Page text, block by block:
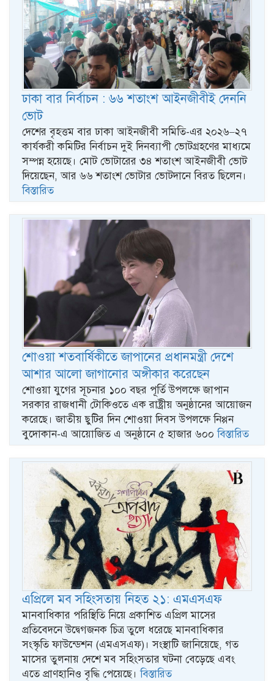
ঢাকা বার নির্বাচন : ৬৬ শতাংশ আইনজীবীই দেননি
ভোট
দেশের বৃহত্তম বার ঢাকা আইনজীবী সমিতি-এর ২০২৬–২৭
কার্যকরী কমিটির নির্বাচন দুই দিনব্যাপী ভোটগ্রহণের মাধ্যমে
সম্পন্ন হয়েছে। মোট ভোটারের ৩৪ শতাংশ আইনজীবী ভোট
দিয়েছেন, আর ৬৬ শতাংশ ভোটার ভোটদানে বিরত ছিলেন।
বিস্তারিত
শোওয়া শতবার্ষিকীতে জাপানের প্রধানমন্ত্রী দেশে
আশার আলো জাগানোর অঙ্গীকার করেছেন
শোওয়া যুগের সূচনার ১০০ বছর পূর্তি উপলক্ষে জাপান
সরকার রাজধানী টোকিওতে এক রাষ্ট্রীয় অনুষ্ঠানের আয়োজন
করেছে। জাতীয় ছুটির দিন শোওয়া দিবস উপলক্ষে নিপ্পন
বুদোকান-এ আয়োজিত এ অনুষ্ঠানে ৫ হাজার ৬০০বিস্তারিত
এপ্রিলে মব সহিংসতায় নিহত ২১: এমএসএফ
মানবাধিকার পরিস্থিতি নিয়ে প্রকাশিত এপ্রিল মাসের
প্রতিবেদনে উদ্বেগজনক চিত্র তুলে ধরেছে মানবাধিকার
সংস্কৃতি ফাউন্ডেশন (এমএসএফ)। সংস্থাটি জানিয়েছে, গত
মাসের তুলনায় দেশে মব সহিংসতার ঘটনা বেড়েছে এবং
এতে প্রাণহানিও বৃদ্ধি পেয়েছে।বিস্তারিত